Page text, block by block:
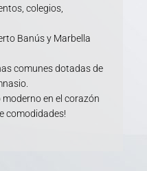
colegios,
Banús y Marbella
comunes dotadas de
moderno en el corazón
comodidades!